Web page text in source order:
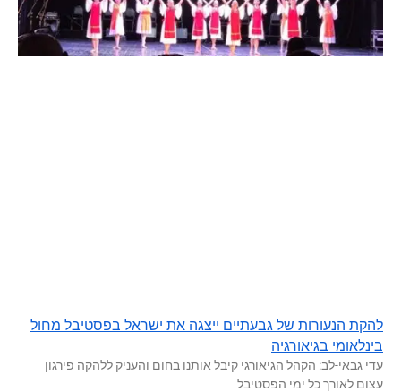
להקת הנעורות של גבעתיים ייצגה את ישראל בפסטיבל מחול
בינלאומי בגיאורגיה
עדי גבאי-לב: הקהל הגיאורגי קיבל אותנו בחום והעניק ללהקה פירגון
עצום לאורך כל ימי הפסטיבל